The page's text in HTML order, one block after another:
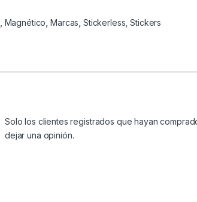
Magnético ,Marcas Stickerless ,Stickers
Solo los clientes registrados que hayan
dejar una opinión.